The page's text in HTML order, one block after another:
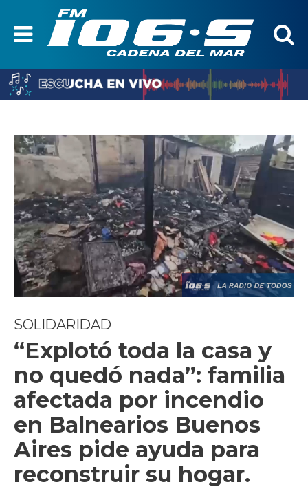
SOLIDARIDAD
“Explotó toda la casa y
no quedó nada”: familia
afectada por incendio
en Balnearios Buenos
Aires pide ayuda para
reconstruir su hogar.